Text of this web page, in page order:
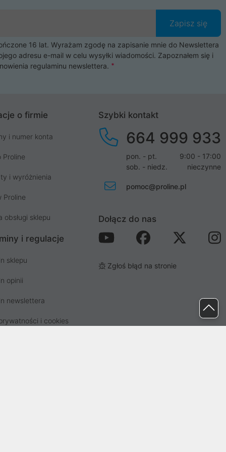
Zapisz się
16 lat. Wyrażam zgodę na zapisanie mnie do Newslettera
adresu e-mail w celu wysyłki wiadomości. Zapoznałem się i
regulaminu newslettera.
o firmie
i numer konta
Proline
i wyróżnienia
Proline
obsługi sklepu
i regulacje
sklepu
opinii
newslettera
i cookies
Szybki kontakt
664 999 933
pon. - pt.
9:00 - 17:00
sob. - niedz.
nieczynne
pomoc@proline.pl
Dołącz do nas
Zgłoś błąd na stronie